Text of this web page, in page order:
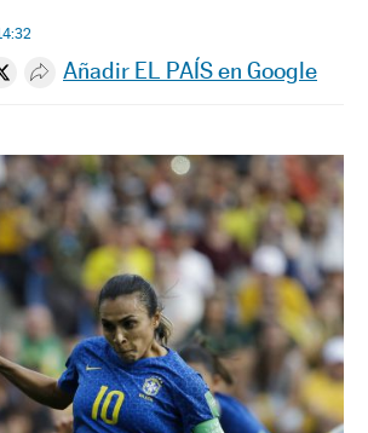
en Whatsapp
en Facebook
Compartir en Twitter
Desplegar Redes Sociales
Añadir EL PAÍS en Google